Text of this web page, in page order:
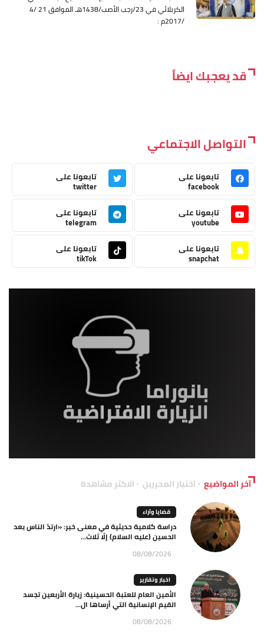
الكربلائي في 23/رجب الأصب/1438هـ الموافق 21 /4
/2017م :
قد يعجبك ايضاً
التواصل الاجتماعي
تابعونا على
facebook
تابعونا على
twitter
تابعونا على
youtube
تابعونا على
telegram
تابعونا على
snapchat
تابعونا على
tikTok
آخر المواضيع اختيار المحررين الاكثر مشاهدة
قضايا وآراء
دراسة كلامية حديثية في معنى خبر: «ارتدّ الناس بعد
الحسين (عليه السلام) إلّا ثلاث...
08/08/2026
اخبار وتقارير
الأمين العام للعتبة الحسينية: زيارة الأربعين تجسد
القيم الإنسانية التي أرساها ال...
08/08/2026